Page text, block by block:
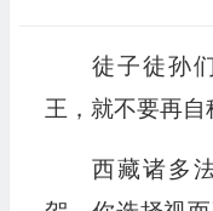
徒子徒孙
王，就不要再自
西藏诸多